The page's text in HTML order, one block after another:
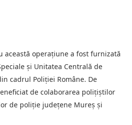
această operațiune a fost furnizată
și Unitatea Centrală de
cadrul Poliției Române. De
de colaborarea polițiștilor
de poliție județene Mureș și